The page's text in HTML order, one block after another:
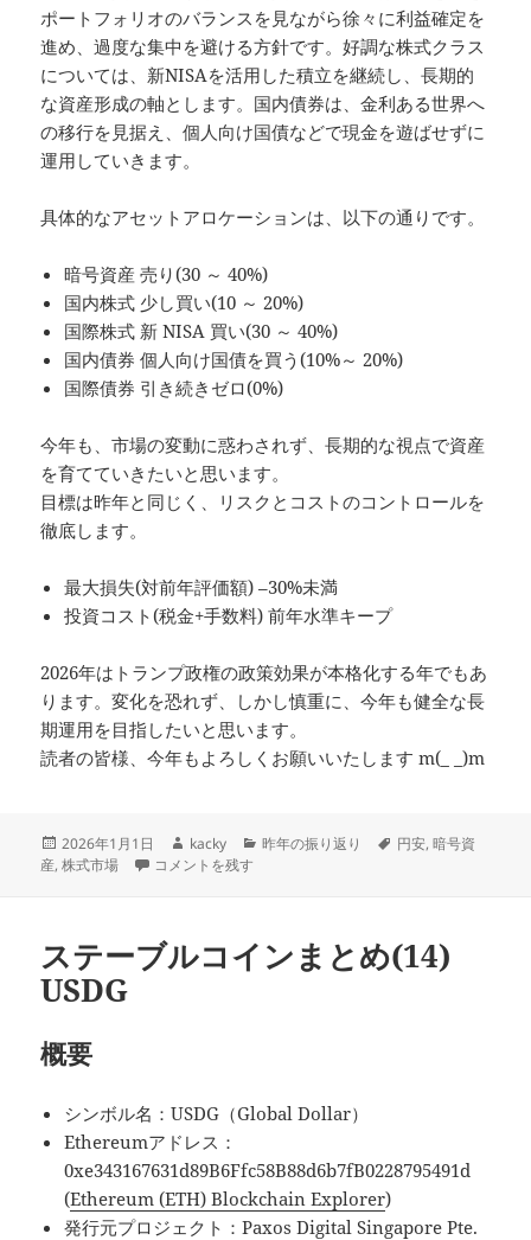
ポートフォリオのバランスを見ながら徐々に利益確定を
進め、過度な集中を避ける方針です。好調な株式クラス
については、新NISAを活用した積立を継続し、長期的
な資産形成の軸とします。国内債券は、金利ある世界へ
の移行を見据え、個人向け国債などで現金を遊ばせずに
運用していきます。
具体的なアセットアロケーションは、以下の通りです。
暗号資産 売り(30 ～ 40%)
国内株式 少し買い(10 ～ 20%)
国際株式 新 NISA 買い(30 ～ 40%)
国内債券 個人向け国債を買う(10%～ 20%)
国際債券 引き続きゼロ(0%)
今年も、市場の変動に惑わされず、長期的な視点で資産
を育てていきたいと思います。
目標は昨年と同じく、リスクとコストのコントロールを
徹底します。
最大損失(対前年評価額) –30%未満
投資コスト(税金+手数料) 前年水準キープ
2026年はトランプ政権の政策効果が本格化する年でもあ
ります。変化を恐れず、しかし慎重に、今年も健全な長
期運用を目指したいと思います。
読者の皆様、今年もよろしくお願いいたします m(_ _)m
投
稿
2026年1月1日
作
成
kacky
カ
昨年の振り返り
タ
円安,暗号資
産,株式市場 昨年の振り返りと今年の投資戦略(2025年度) に
コメントを残す
ステーブルコインまとめ(14)
USDG
概要
シンボル名：USDG（Global Dollar）
Ethereumアドレス：
0xe343167631d89B6Ffc58B88d6b7fB0228795491d
(Ethereum (ETH) Blockchain Explorer)
発行元プロジェクト：Paxos Digital Singapore Pte.